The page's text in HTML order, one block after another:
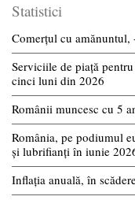
Statistici
Comerțul cu
Serviciile de piață
cinci luni din 2026
Românii muncesc cu 5
România, pe podiumul
și lubrifianți în iunie
Inflația anuală, în